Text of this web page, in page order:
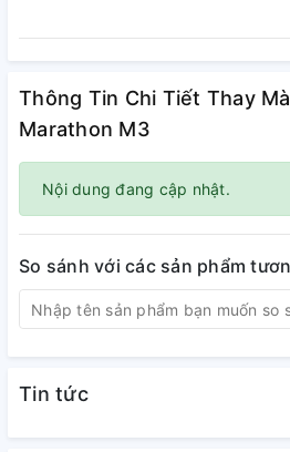
Thông Tin Chi Tiết Thay
Marathon M3
Nội dung đang cập nhật.
So sánh với các sản phẩm
Tin tức